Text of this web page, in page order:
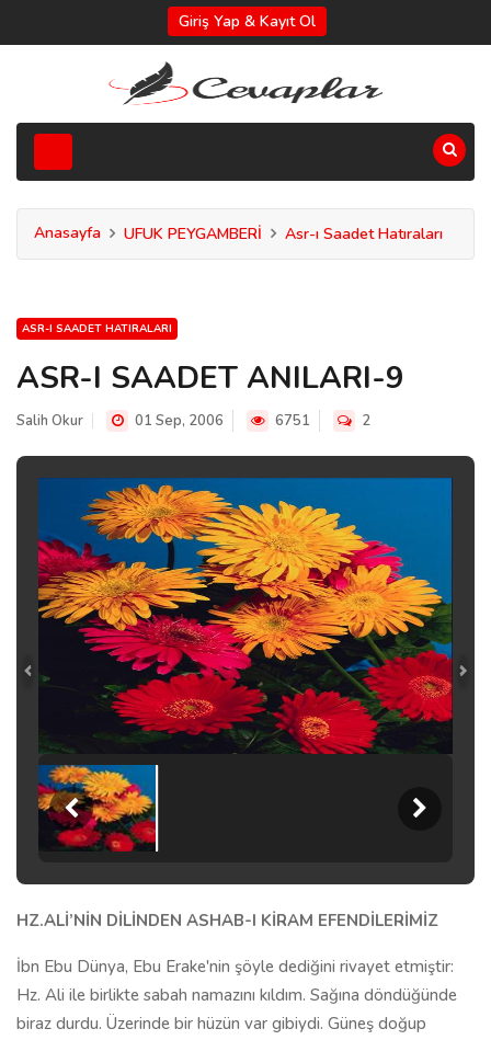
Giriş Yap & Kayıt Ol
Anasayfa UFUK PEYGAMBERİ Asr-ı Saadet Hatıraları
ASR-I SAADET HATIRALARI
ASR-I SAADET ANILARI-9
Salih Okur 01 Sep, 2006 6751 2
HZ.ALİ’NİN DİLİNDEN ASHAB-I KİRAM EFENDİLERİMİZ
İbn Ebu Dünya, Ebu Erake'nin şöyle dediğini rivayet etmiştir:
Hz. Ali ile birlikte sabah namazını kıldım. Sağına döndüğünde
biraz durdu. Üzerinde bir hüzün var gibiydi. Güneş doğup